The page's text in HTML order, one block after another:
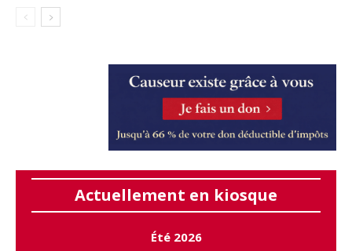
Actuellement en kiosque
Été 2026